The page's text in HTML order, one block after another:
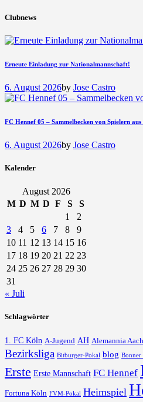
Clubnews
Erneute Einladung zur Nationalmannschaft!
6. August 2026by Jose Castro
FC Hennef 05 – Sammelbecken von Spielern
6. August 2026by Jose Castro
Kalender
August 2026
M D M D F S
S
1
2
3
4 5 6 7 8
9
10 11 12 13 14 15 16
17 18 19 20 21 22 23
24 25 26 27 28 29 30
31
« Juli
Schlagwörter
1. FC Köln A-Jugend AH Alemannia
Bezirksliga Bitburger-Pokal blog Bonner
Erste Erste Mannschaft FC Hennef
Fortuna Köln FVM-Pokal Heimspiel